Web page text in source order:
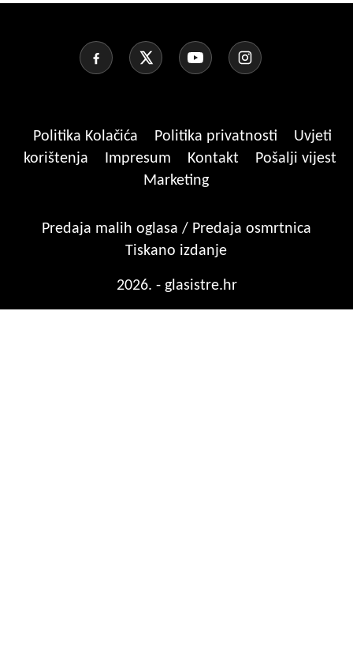
Politika Kolačića Politika privatnosti
Uvjeti
korištenja
Impresum Kontakt
Pošalji vijest
Marketing
Predaja malih oglasa / Predaja osmrtnica
Tiskano izdanje
2026. - glasistre.hr